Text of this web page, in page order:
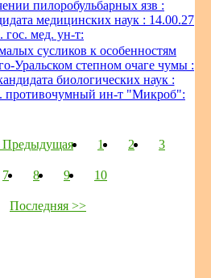
пилоробульбарных язв :
медицинских наук : 14.00.27
гос. мед. ун-т:
сусликов к особенностям
Уральском степном очаге чумы :
биологических наук :
противочумный ин-т "Микроб":
Предыдущая 1 2 3
7 8 9 10
Последняя >>